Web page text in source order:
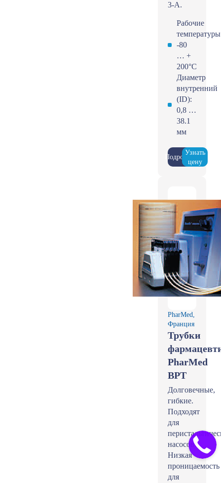
3-A.
Рабочие
-80
… +
200°С
Диаметр
внутренний
(ID):
0,8 …
38.1
мм
Подробнее
Узнать
цену
PharMed,
Франция
Трубки
PharMed
BPT
Долговечные,
гибкие.
Подходят
для
насосов.
Низкая
проницаемость
для